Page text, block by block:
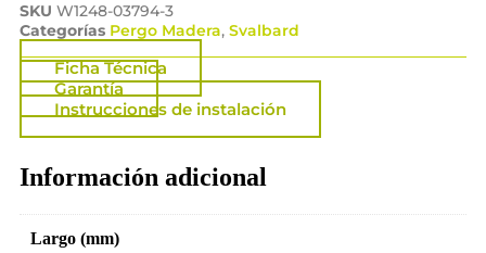
SKU W1248-03794-3
Categorías Pergo Madera, Svalbard
Ficha Técnica
Garantía
Instrucciones de instalación
Información adicional
Largo (mm)